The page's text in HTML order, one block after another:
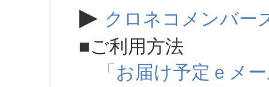
▶ クロネコメンバー
■ご利用方法
「お届け予定ｅメ